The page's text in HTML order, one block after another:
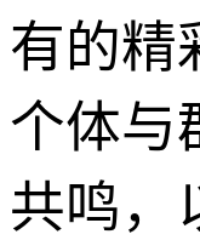
有的精
个体与
共鸣，